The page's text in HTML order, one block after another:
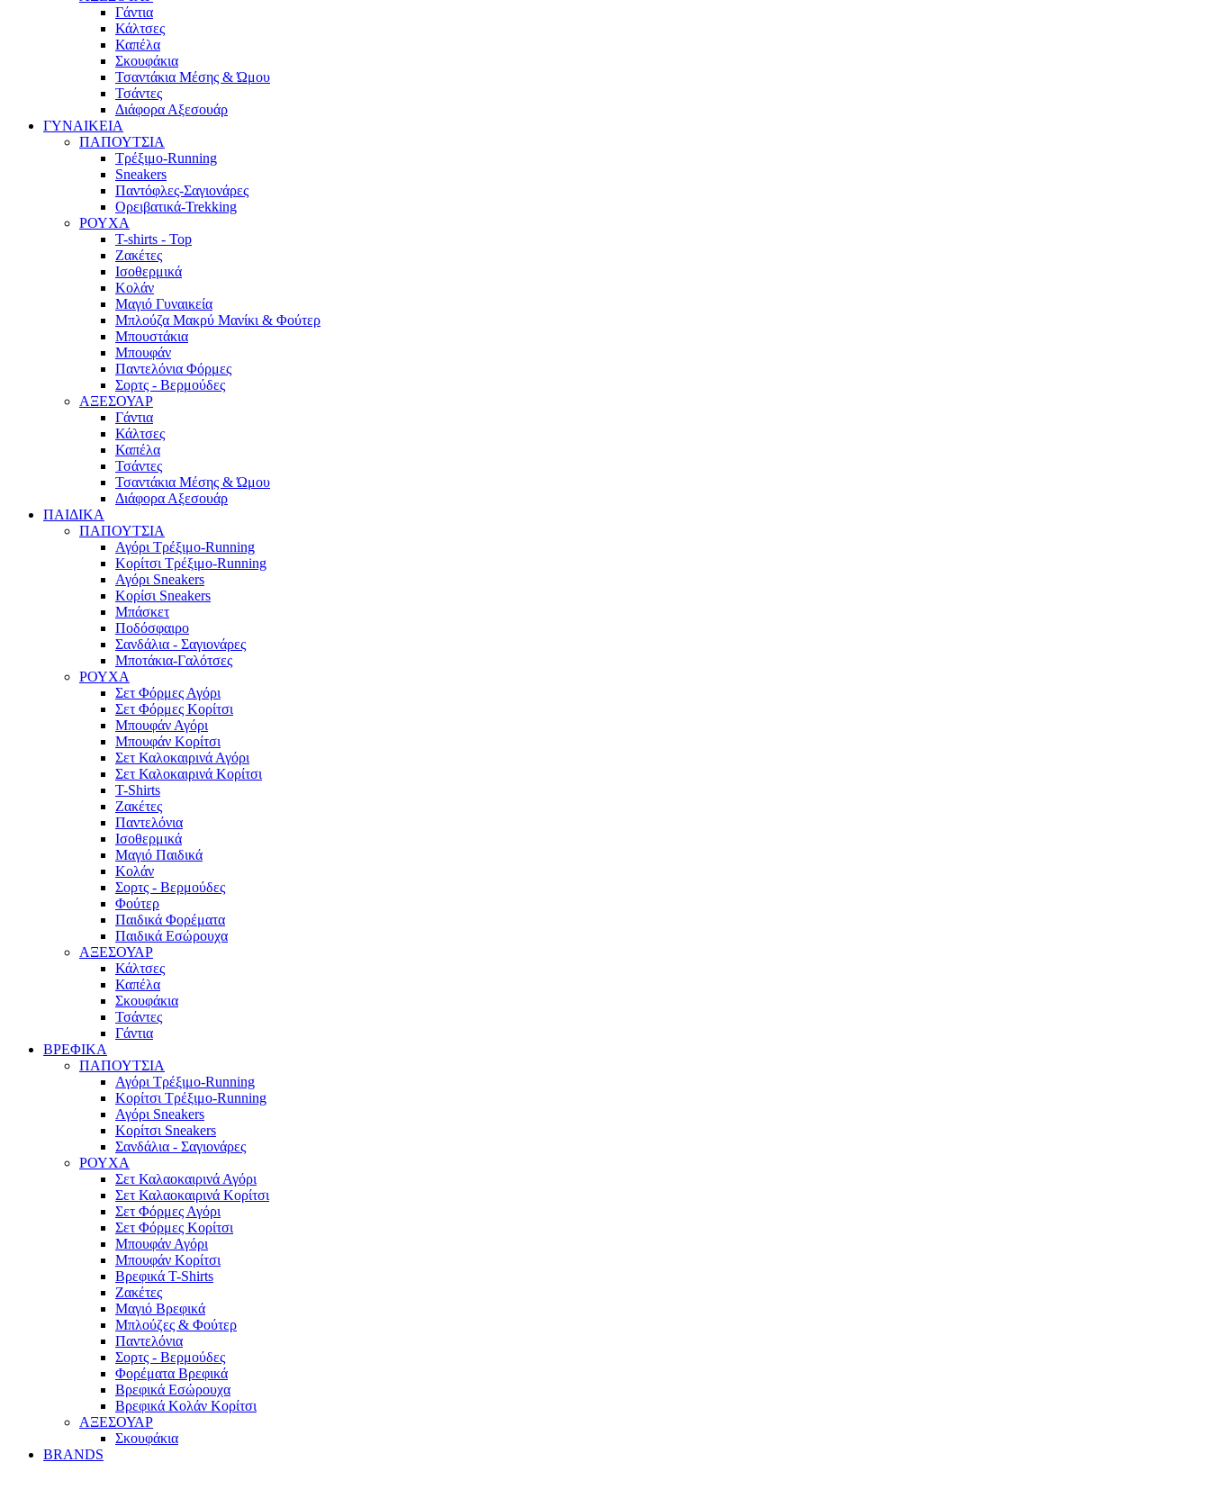
Γάντια
Κάλτσες
Καπέλα
Σκουφάκια
Τσαντάκια Μέσης & Ώμου
Τσάντες
Διάφορα Αξεσουάρ
ΓΥΝΑΙΚΕΙΑ
ΠΑΠΟΥΤΣΙΑ
Τρέξιμο-Running
Sneakers
Παντόφλες-Σαγιονάρες
Ορειβατικά-Trekking
ΡΟΥΧΑ
T-shirts - Top
Ζακέτες
Ισοθερμικά
Κολάν
Μαγιό Γυναικεία
Μπλούζα Μακρύ Μανίκι & Φούτερ
Μπουστάκια
Μπουφάν
Παντελόνια Φόρμες
Σορτς - Βερμούδες
ΑΞΕΣΟΥΑΡ
Γάντια
Κάλτσες
Καπέλα
Τσάντες
Τσαντάκια Μέσης & Ώμου
Διάφορα Αξεσουάρ
ΠΑΙΔΙΚΑ
ΠΑΠΟΥΤΣΙΑ
Αγόρι Τρέξιμο-Running
Κορίτσι Τρέξιμο-Running
Αγόρι Sneakers
Κορίσι Sneakers
Μπάσκετ
Ποδόσφαιρο
Σανδάλια - Σαγιονάρες
Μποτάκια-Γαλότσες
ΡΟΥΧΑ
Σετ Φόρμες Αγόρι
Σετ Φόρμες Κορίτσι
Μπουφάν Αγόρι
Μπουφάν Κορίτσι
Σετ Καλοκαιρινά Αγόρι
Σετ Καλοκαιρινά Κορίτσι
T-Shirts
Ζακέτες
Παντελόνια
Ισοθερμικά
Μαγιό Παιδικά
Κολάν
Σορτς - Βερμούδες
Φούτερ
Παιδικά Φορέματα
Παιδικά Εσώρουχα
ΑΞΕΣΟΥΑΡ
Κάλτσες
Καπέλα
Σκουφάκια
Τσάντες
Γάντια
ΒΡΕΦΙΚΑ
ΠΑΠΟΥΤΣΙΑ
Αγόρι Τρέξιμο-Running
Κορίτσι Τρέξιμο-Running
Αγόρι Sneakers
Κορίτσι Sneakers
Σανδάλια - Σαγιονάρες
ΡΟΥΧΑ
Σετ Καλαοκαιρινά Αγόρι
Σετ Καλαοκαιρινά Κορίτσι
Σετ Φόρμες Αγόρι
Σετ Φόρμες Κορίτσι
Mπουφάν Αγόρι
Mπουφάν Κορίτσι
Βρεφικά T-Shirts
Ζακέτες
Μαγιό Βρεφικά
Mπλούζες & Φούτερ
Παντελόνια
Σορτς - Βερμούδες
Φορέματα Βρεφικά
Βρεφικά Εσώρουχα
Βρεφικά Κολάν Κορίτσι
ΑΞΕΣΟΥΑΡ
Σκουφάκια
BRANDS